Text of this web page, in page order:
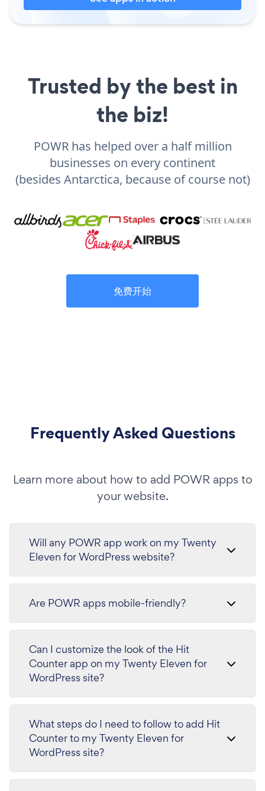
Trusted by the best in
the biz!
POWR has helped over a half million
businesses on every continent
(besides Antarctica, because of course not)
免费开始
Frequently Asked Questions
Learn more about how to add POWR apps to
your website.
Will any POWR app work on my Twenty
Eleven for WordPress website?
Are POWR apps mobile-friendly?
Can I customize the look of the Hit
Counter app on my Twenty Eleven for
WordPress site?
What steps do I need to follow to add Hit
Counter to my Twenty Eleven for
WordPress site?